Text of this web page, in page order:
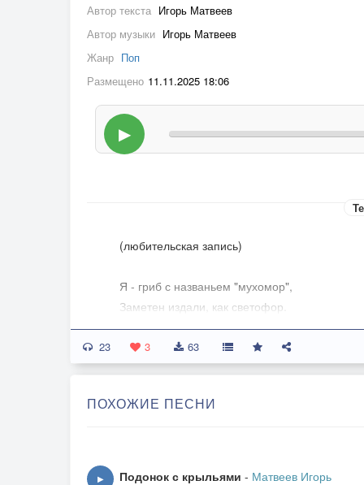
Автор текста Игорь Матвеев
Автор музыки Игорь Матвеев
Жанр Поп
Размещено 11.11.2025 18:06
▶
(любительская запись)
Я - гриб с названьем "мухомор",
Заметен издали, как светофор.
Но я - не для супа, не для солянки,
Не для маринования в банке.
Не любят люди меня с давних пор:
23 3 63
ПОХОЖИЕ ПЕСНИ
▶ Подонок с крыльями - Матвеев Игорь